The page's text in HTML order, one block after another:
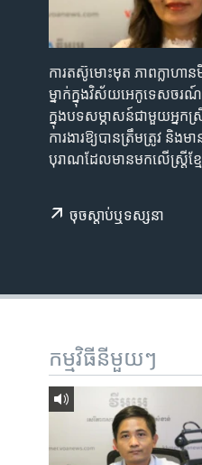
ការតស៊ូមោះមុត ភាពក្លាហា
ម្នាក់ក្នុងវិស័យអេកូទេសចរ
ក្នុងបទសម្ភាសន៍ជាមួយអ្នកស្
ការងារឱ្យបានត្រឹមត្រូវ និ
បុរាណដែលមានមកលើស្ត្រីខ្ម
ចុច​​ស្តាប់​ឬ​ទស្សនា
កម្មវិធី​នីមួយៗ